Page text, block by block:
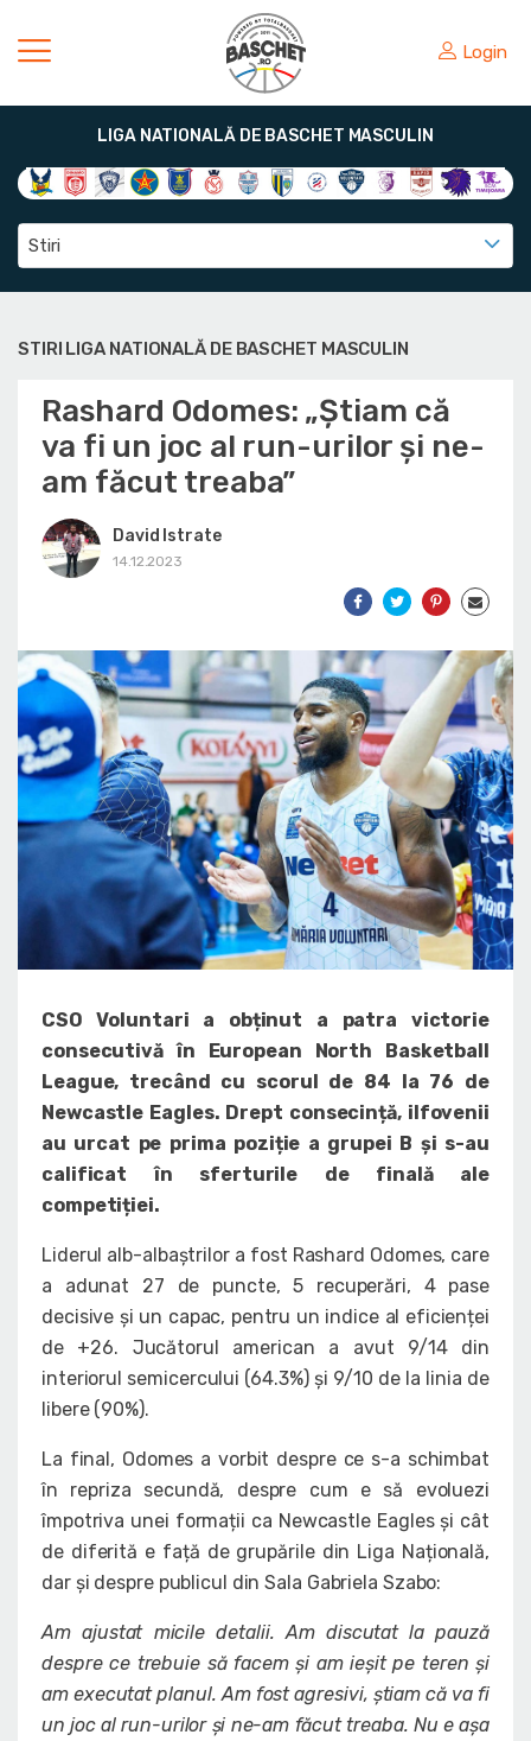
Login
LIGA NATIONALĂ DE BASCHET MASCULIN
Stiri
STIRI LIGA NATIONALĂ DE BASCHET MASCULIN
Rashard Odomes: „Știam că
va fi un joc al run-urilor și ne-
am făcut treaba”
David Istrate
14.12.2023
CSO Voluntari a obținut a patra victorie
consecutivă în European North Basketball
League, trecând cu scorul de 84 la 76 de
Newcastle Eagles. Drept consecință, ilfovenii
au urcat pe prima poziție a grupei B și s-au
calificat în sferturile de finală ale
competiției.
Liderul alb-albaștrilor a fost Rashard Odomes, care
a adunat 27 de puncte, 5 recuperări, 4 pase
decisive și un capac, pentru un indice al eficienței
de +26. Jucătorul american a avut 9/14 din
interiorul semicercului (64.3%) și 9/10 de la linia de
libere (90%).
La final, Odomes a vorbit despre ce s-a schimbat
în repriza secundă, despre cum e să evoluezi
împotriva unei formații ca Newcastle Eagles și cât
de diferită e față de grupările din Liga Națională,
dar și despre publicul din Sala Gabriela Szabo:
Am ajustat micile detalii. Am discutat la pauză
despre ce trebuie să facem și am ieșit pe teren și
am executat planul. Am fost agresivi, știam că va fi
un joc al run-urilor și ne-am făcut treaba. Nu e așa